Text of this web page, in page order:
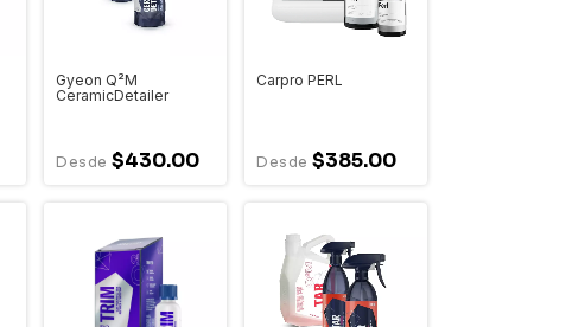
Gyeon Q²M
CeramicDetailer
$430.00
Carpro PERL
$385.00